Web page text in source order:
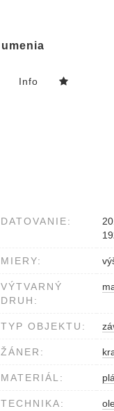
umenia
Info
DATOVANIE:
MIERY:
VÝTVARNÝ
DRUH:
TYP OBJEKTU:
ŽÁNER:
MATERIÁL:
TECHNIKA: